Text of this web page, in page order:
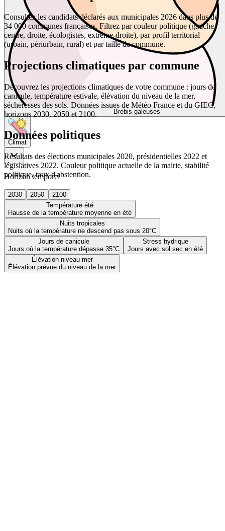
Brebis galeuses
Climat
Horizon temporel
2030 2050
2100
Température été
Hausse de la température moyenne en été
Nuits tropicales
Nuits où la température ne descend pas sous 20°C
Jours de canicule
Jours où la température dépasse 35°C
Stress hydrique
Jours avec sol sec en été
Élévation niveau mer
Élévation prévue du niveau de la mer
Consultez les candidats déclarés aux municipales 2026 dans plus de
34 000 communes françaises. Filtrez par couleur politique (gauche,
centre, droite, écologistes, extrême-droite), par profil territorial
(urbain, périurbain, rural) et par taille de commune.
Projections climatiques par commune
Découvrez les projections climatiques de votre commune : jours de
canicule, température estivale, élévation du niveau de la mer,
sécheresses des sols. Données issues de Météo France et du GIEC,
horizons 2030, 2050 et 2100.
Données politiques
Résultats des élections municipales 2020, présidentielles 2022 et
législatives 2022. Couleur politique actuelle de la mairie, stabilité
politique, taux d'abstention.